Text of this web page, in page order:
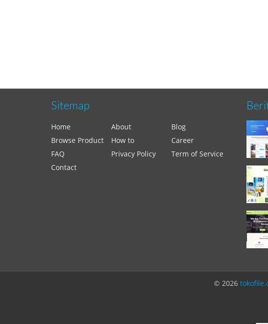
Sitemap
Home About
Blog
Browse Product
How to
Career
FAQ
Privacy Policy
Term of Service
Contact
© 2026